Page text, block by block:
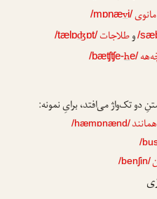
مانوی /mɒnævi/
/وطلاجات /tælɒʤɒt/
/bæʧʧe-he/
دو تک‌واژ می‌افتد، برایِ نمونه:
همانند/hæmɒnænd/
/
/benʃin/